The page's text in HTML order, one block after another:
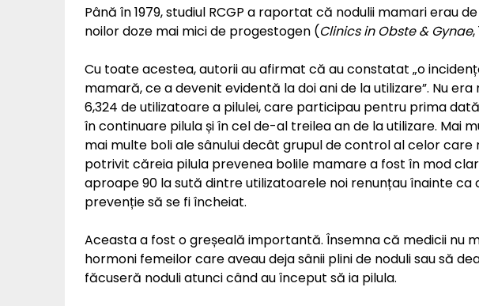
Până în 1979, studiul RCGP a raportat că nodulii mamari erau
noilor doze mai mici de progestogen (Clinics in Obste & Gynae
Cu toate acestea, autorii au afirmat că au constatat „o
mamară, ce a devenit evidentă la doi ani de la utilizare”. Nu
6,324 de utilizatoare a pilulei, care participau pentru prima dată
în continuare pilula și în cel de-al treilea an de la utilizare. Mai
mai multe boli ale sânului decât grupul de control al celor care
potrivit căreia pilula prevenea bolile mamare a fost în mod
aproape 90 la sută dintre utilizatoarele noi renunțau înainte ca
prevenție să se fi încheiat.
Aceasta a fost o greșeală importantă. Însemna că medicii nu
hormoni femeilor care aveau deja sânii plini de noduli sau să
făcuseră noduli atunci când au început să ia pilula.